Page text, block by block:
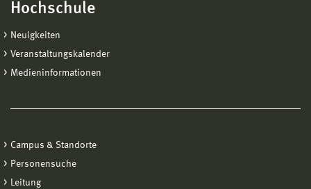
Hochschule
Neuigkeiten
Veranstaltungskalender
Medieninformationen
Campus & Standorte
Personensuche
Leitung